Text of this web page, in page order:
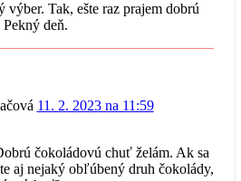
výber. Tak, ešte raz prajem dobrú
deň.
11. 2. 2023 na 11:59
čokoládovú chuť želám. Ak sa
aj nejaký obľúbený druh čokolády,